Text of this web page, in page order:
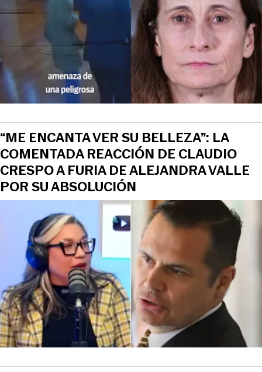
“ME ENCANTA VER SU BELLEZA”: LA
COMENTADA REACCIÓN DE CLAUDIO
CRESPO A FURIA DE ALEJANDRA VALLE
POR SU ABSOLUCIÓN